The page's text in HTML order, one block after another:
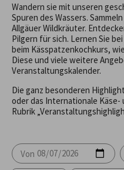
Wandern sie mit unseren
Spuren des Wassers.
Allgäuer Wildkräuter.
Pilgern für sich. Lernen Sie
beim Kässpatzenkochkurs,
Diese und viele weitere
Veranstaltungskalender.
Die ganz besonderen
oder das Internationale
Rubrik
Von